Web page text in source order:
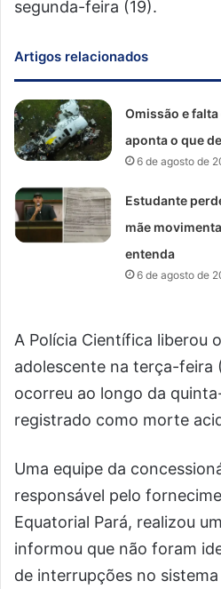
segunda-feira (19).
Artigos relacionados
Omissão e
aponta o que
6 de agosto de
Estudante
mãe
entenda
6 de agosto de
A Polícia Científica liberou
adolescente na terça-feira
ocorreu ao longo da
registrado como morte
Uma equipe da
responsável pelo
Equatorial Pará, realizou
informou que não foram
de interrupções no